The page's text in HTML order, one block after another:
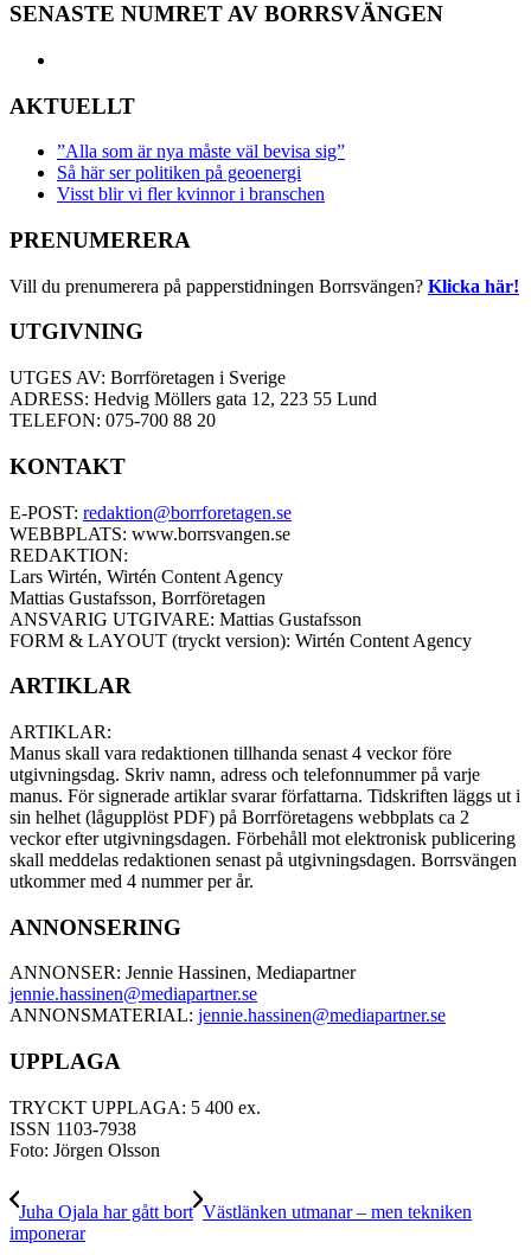
SENASTE NUMRET AV BORRSVÄNGEN
AKTUELLT
”Alla som är nya måste väl bevisa sig”
Så här ser politiken på geoenergi
Visst blir vi fler kvinnor i branschen
PRENUMERERA
Vill du prenumerera på papperstidningen Borrsvängen? Klicka här!
UTGIVNING
UTGES AV: Borrföretagen i Sverige
ADRESS: Hedvig Möllers gata 12, 223 55 Lund
TELEFON: 075-700 88 20
KONTAKT
E-POST: redaktion@borrforetagen.se
WEBBPLATS: www.borrsvangen.se
REDAKTION:
Lars Wirtén, Wirtén Content Agency
Mattias Gustafsson, Borrföretagen
ANSVARIG UTGIVARE: Mattias Gustafsson
FORM & LAYOUT (tryckt version): Wirtén Content Agency
ARTIKLAR
ARTIKLAR:
Manus skall vara redaktionen tillhanda senast 4 veckor före
utgivningsdag. Skriv namn, adress och telefonnummer på varje
manus. För signerade artiklar svarar författarna. Tidskriften läggs ut i
sin helhet (lågupplöst PDF) på Borrföretagens webbplats ca 2
veckor efter utgivningsdagen. Förbehåll mot elektronisk publicering
skall meddelas redaktionen senast på utgivningsdagen. Borrsvängen
utkommer med 4 nummer per år.
ANNONSERING
ANNONSER: Jennie Hassinen, Mediapartner
jennie.hassinen@mediapartner.se
ANNONSMATERIAL: jennie.hassinen@mediapartner.se
UPPLAGA
TRYCKT UPPLAGA: 5 400 ex.
ISSN 1103-7938
Foto: Jörgen Olsson
Juha Ojala har gått bort Västlänken utmanar – men tekniken
imponerar